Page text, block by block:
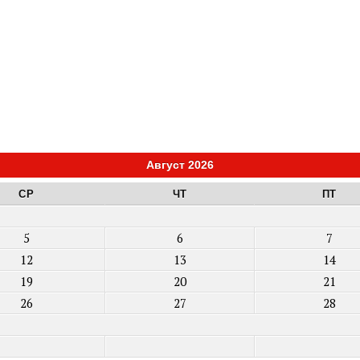
Август 2026
СР ЧТ ПТ
5 6 7
12 13 14
19 20 21
26 27 28